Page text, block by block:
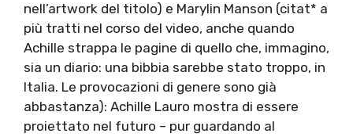
nell’artwork del titolo) e Marylin Manson (citat* a
più tratti nel corso del video, anche quando
Achille strappa le pagine di quello che, immagino,
sia un diario: una bibbia sarebbe stato troppo, in
Italia. Le provocazioni di genere sono già
abbastanza): Achille Lauro mostra di essere
proiettato nel futuro – pur guardando al